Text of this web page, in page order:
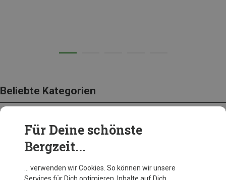
Beliebte Kategorien
BEKLEIDUNG
Für Deine schönste
Bergzeit...
… verwenden wir Cookies. So können wir unsere